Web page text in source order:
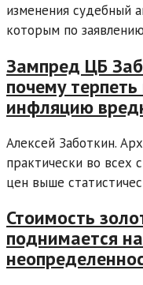
изменения судебный
которым по
Зампред ЦБ
почему
инфляцию
Алексей Заботкин.
практически во всех
цен выше
Стоимость
поднимается